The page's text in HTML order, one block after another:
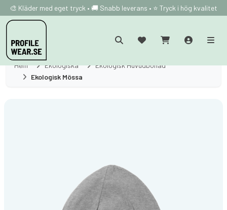
🎨 Kläder med eget tryck • 🚚 Snabb leverans • ⭐ Tryck i hög kvalitet
Hem Ekologiska
Ekologisk Huvudbonad
Ekologisk Mössa